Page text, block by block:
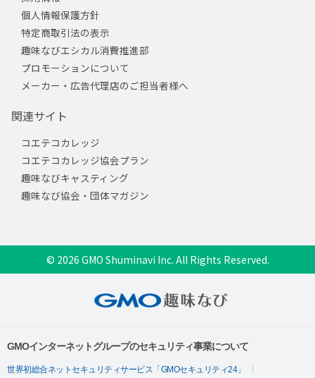
個人情報保護方針
特定商取引法の表示
趣味なびエシカル消費推進部
プロモーションについて
メーカー・広告代理店のご担当者様へ
関連サイト
コエテコカレッジ
コエテコカレッジ協会プラン
趣味なびキャスティング
趣味なび協会・団体マガジン
© 2026 GMO Shuminavi Inc. All Rights Reserved.